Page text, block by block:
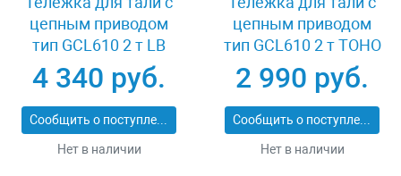
цепным приводом
тип GCL610 2 т LB
XK08572
4 340 руб.
Сообщить о поступлении
Нет в наличии
цепным приводом
тип GCL610 2 т TOHO
XK37877
2 990 руб.
Сообщить о поступлении
Нет в наличии